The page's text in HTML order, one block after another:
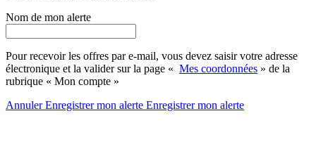
Nom de mon alerte
Pour recevoir les offres par e-mail, vous devez saisir votre adresse
électronique et la valider sur la page « Mes coordonnées » de la
rubrique « Mon compte »
AnnulerEnregistrer mon alerte Enregistrermon alerte